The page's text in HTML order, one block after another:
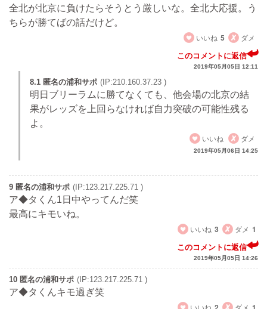
全北が北京に負けたらそうとう厳しいな。全北大応援。う
ちらが勝てばの話だけど。
いいね 5 ダメ
このコメントに返信
2019年05月05日 12:11
8.1 匿名の浦和サポ (IP:210.160.37.23 )
明日ブリーラムに勝てなくても、他会場の北京の結
果がレッズを上回らなければ自力突破の可能性残る
よ。
いいね
ダメ
2019年05月06日 14:25
9 匿名の浦和サポ (IP:123.217.225.71 )
ア◆タくん1日中やってんだ笑
最高にキモいね。
いいね 3 ダメ 1
このコメントに返信
2019年05月05日 14:26
10 匿名の浦和サポ (IP:123.217.225.71 )
ア◆タくんキモ過ぎ笑